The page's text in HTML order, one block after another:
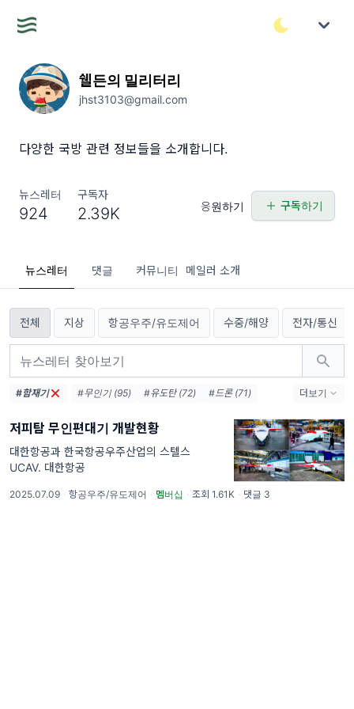
쉘든의 밀리터리
jhst3103@gmail.com
다양한 국방 관련 정보들을 소개합니다.
뉴스레터
924
구독자
2.39K 응원하기 구독하기
뉴스레터 댓글 커뮤니티 메일러 소개
전체 지상 항공우주/유도제어 수중/해양 전자/통신
#함재기 #무인기 (95) #유도탄 (72)
#드론 (71)
#보도자료 (54)
#LIG넥스원 (54)
#엔진 (54)
#한국항공우주산업 (49)
#레이다 (46)
#요격 (42)
#국방과학연구소 (37)
#터보팬 (36)
더보기
저피탐 무인편대기 개발현황
대한항공과 한국항공우주산업의 스텔스
UCAV. 대한항공
2025.07.09 · 항공우주/유도제어 · 멤버십 · 조회 1.61K · 댓글 3